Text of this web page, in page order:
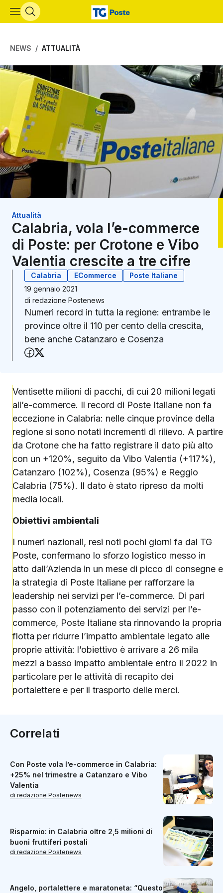
Vai al contenuto principale
NEWS ATTUALITÀ
Attualità
Calabria, vola l’e-commerce
di Poste: per Crotone e Vibo
Valentia crescite a tre cifre
Calabria ECommerce
Poste Italiane
19 gennaio 2021
di redazione Postenews
Numeri record in tutta la regione: entrambe le
province oltre il 110 per cento della crescita,
bene anche Catanzaro e Cosenza
Condividi su Facebook
Ventisette milioni di pacchi, di cui 20 milioni legati
all’e-commerce. Il record di Poste Italiane non fa
eccezione in Calabria: nelle cinque province della
regione si sono notati incrementi di rilievo. A partire
da Crotone che ha fatto registrare il dato più alto
con un +120%, seguito da Vibo Valentia (+117%),
Catanzaro (102%), Cosenza (95%) e Reggio
Calabria (75%). Il dato è stato ripreso da molti
media locali.
Obiettivi ambientali
I numeri nazionali, resi noti pochi giorni fa dal TG
Poste, confermano lo sforzo logistico messo in
atto dall’Azienda in un mese di picco di consegne e
la strategia di Poste Italiane per rafforzare la
leadership nei servizi per l’e-commerce. Di pari
passo con il potenziamento dei servizi per l’e-
commerce, Poste Italiane sta rinnovando la propria
flotta per ridurre l’impatto ambientale legato alle
proprie attività: l’obiettivo è arrivare a 26 mila
mezzi a basso impatto ambientale entro il 2022 in
particolare per le attività di recapito dei
portalettere e per il trasporto delle merci.
Correlati
Con Poste vola l’e-commerce in Calabria:
+25% nel trimestre a Catanzaro e Vibo
Valentia
di redazione Postenews
Risparmio: in Calabria oltre 2,5 milioni di
buoni fruttiferi postali
di redazione Postenews
Angelo, portalettere e maratoneta: “Questo